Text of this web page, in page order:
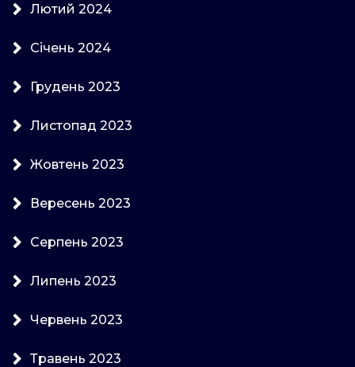
Лютий 2024
Січень 2024
Грудень 2023
Листопад 2023
Жовтень 2023
Вересень 2023
Серпень 2023
Липень 2023
Червень 2023
Травень 2023